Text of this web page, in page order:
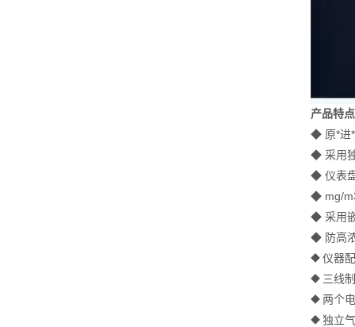
产品
◆ 原*进
◆ 采用
◆ 仪表
◆ mg/
◆ 采用
◆ 防高
◆ 仪器
◆ 三线
◆ 两个
◆ 独立